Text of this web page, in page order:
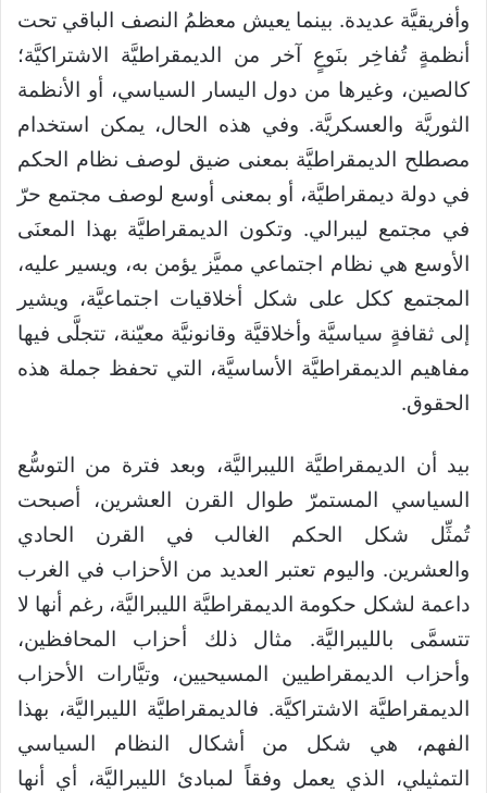
وأفريقيَّة عديدة. بينما يعيش معظمُ النصف الباقي تحت
أنظمةٍ تُفاخِر بنَوعٍ آخر من الديمقراطيَّة الاشتراكيَّة؛
كالصين، وغيرها من دول اليسار السياسي، أو الأنظمة
الثوريَّة والعسكريَّة. وفي هذه الحال، يمكن استخدام
مصطلح الديمقراطيَّة بمعنى ضيق لوصف نظام الحكم
في دولة ديمقراطيَّة، أو بمعنى أوسع لوصف مجتمع حرّ
في مجتمع ليبرالي. وتكون الديمقراطيَّة بهذا المعنَى
الأوسع هي نظام اجتماعي مميَّز يؤمن به، ويسير عليه،
المجتمع ككل على شكل أخلاقيات اجتماعيَّة، ويشير
إلى ثقافةٍ سياسيَّة وأخلاقيَّة وقانونيَّة معيّنة، تتجلَّى فيها
مفاهيم الديمقراطيَّة الأساسيَّة، التي تحفظ جملة هذه
الحقوق.
بيد أن الديمقراطيَّة الليبراليَّة، وبعد فترة من التوسُّع
السياسي المستمرّ طوال القرن العشرين، أصبحت
تُمثِّل شكل الحكم الغالب في القرن الحادي
والعشرين. واليوم تعتبر العديد من الأحزاب في الغرب
داعمة لشكل حكومة الديمقراطيَّة الليبراليَّة، رغم أنها لا
تتسمَّى بالليبراليَّة. مثال ذلك أحزاب المحافظين،
وأحزاب الديمقراطيين المسيحيين، وتيَّارات الأحزاب
الديمقراطيَّة الاشتراكيَّة. فالديمقراطيَّة الليبراليَّة، بهذا
الفهم، هي شكل من أشكال النظام السياسي
التمثيلي، الذي يعمل وفقاً لمبادئ الليبراليَّة، أي أنها